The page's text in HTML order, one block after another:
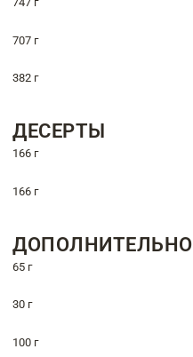
707 г
382 г
ДЕСЕРТЫ
166 г
166 г
ДОПОЛНИТЕЛЬНО
65 г
30 г
100 г